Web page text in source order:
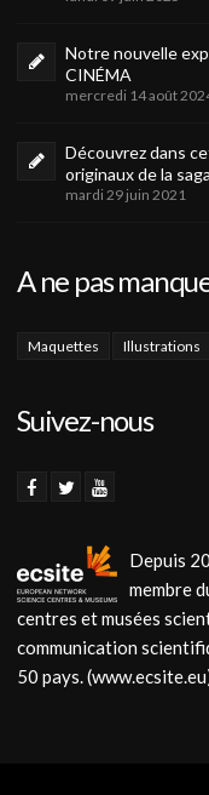
Notre nouvelle
CINÉMA
mercredi 14 août
Découvrez dans
originaux de la
mardi 29 juin 2021
A ne pas
Maquettes Illustrations
Suivez-nous
Depuis
membre
centres et musées
communication
50 pays.